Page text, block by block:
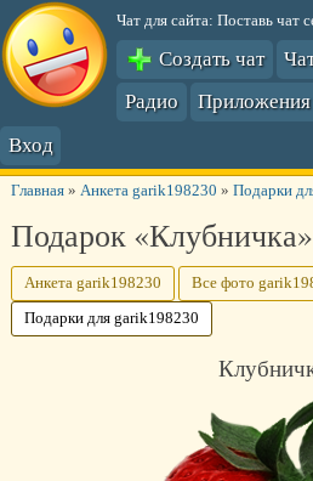
Чат для сайта: Поставь чат
Создать чат
Радио
Приложения
Вход
Главная» Анкета garik198230 » Подарки
Подарок
Анкета garik198230 Все фото
Подарки для garik198230